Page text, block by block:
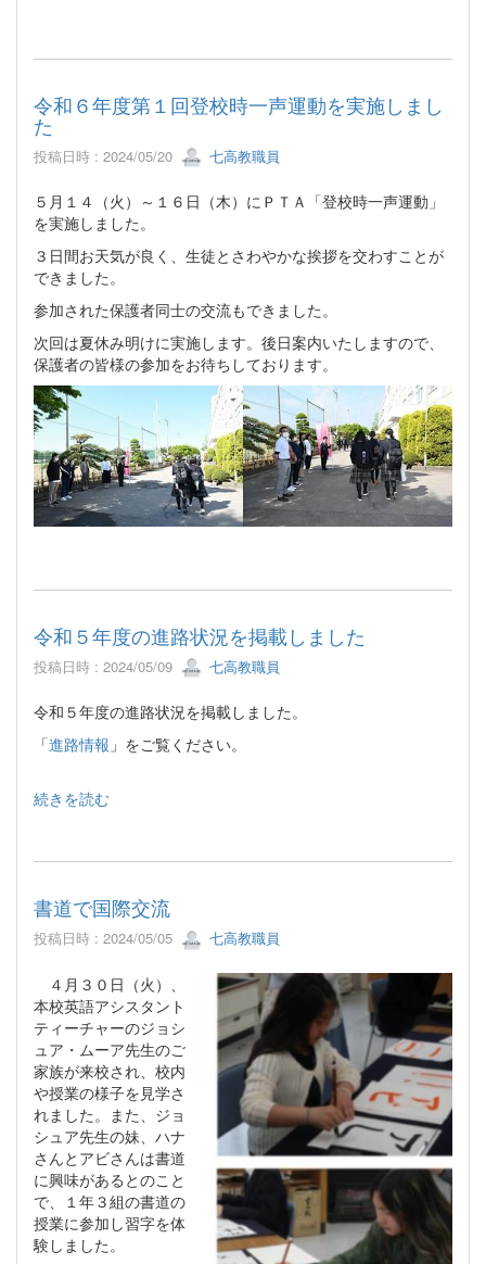
令和６年度第１回登校時一声運動を実施しまし
た
投稿日時 : 2024/05/20 七高教職員
５月１４（火）～１６日（木）にＰＴＡ「登校時一声運動」
を実施しました。
３日間お天気が良く、生徒とさわやかな挨拶を交わすことが
できました。
参加された保護者同士の交流もできました。
次回は夏休み明けに実施します。後日案内いたしますので、
保護者の皆様の参加をお待ちしております。
令和５年度の進路状況を掲載しました
投稿日時 : 2024/05/09 七高教職員
令和５年度の進路状況を掲載しました。
「進路情報 」をご覧ください。
続きを読む
書道で国際交流
投稿日時 : 2024/05/05 七高教職員
４月３０日（火）、
本校英語アシスタント
ティーチャーのジョシ
ュア・ムーア先生のご
家族が来校され、校内
や授業の様子を見学さ
れました。また、ジョ
シュア先生の妹、ハナ
さんとアビさんは書道
に興味があるとのこと
で、１年３組の書道の
授業に参加し習字を体
験しました。